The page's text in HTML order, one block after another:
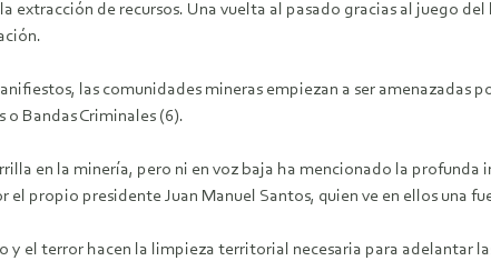
extracción de recursos. Una vuelta al pasado gracias al juego
las comunidades mineras empiezan a ser amenazadas
Bandas Criminales (6).
en la minería, pero ni en voz baja ha mencionado la
propio presidente Juan Manuel Santos, quien ve en ellos una
el terror hacen la limpieza territorial necesaria para adelantar